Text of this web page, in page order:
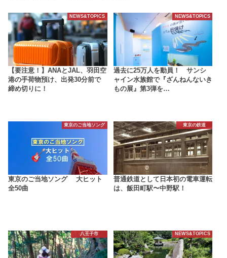
NEWS&TOPICS
【要注意！】ANAとJAL、羽田空
港の手荷物預け、出発30分前で
締め切りに！
NEWS&TOPICS
過去に25万人を動員！ サンシ
ャイン水族館で『ざんねんないき
もの展』第3弾を…
東京のご当地ソング
東京のご当地ソング 大ヒット
全50曲
東京の鉄道
普通鉄道として日本初の電車運転
は、飯田町駅〜中野駅！
八王子市 NEWS&TOPICS